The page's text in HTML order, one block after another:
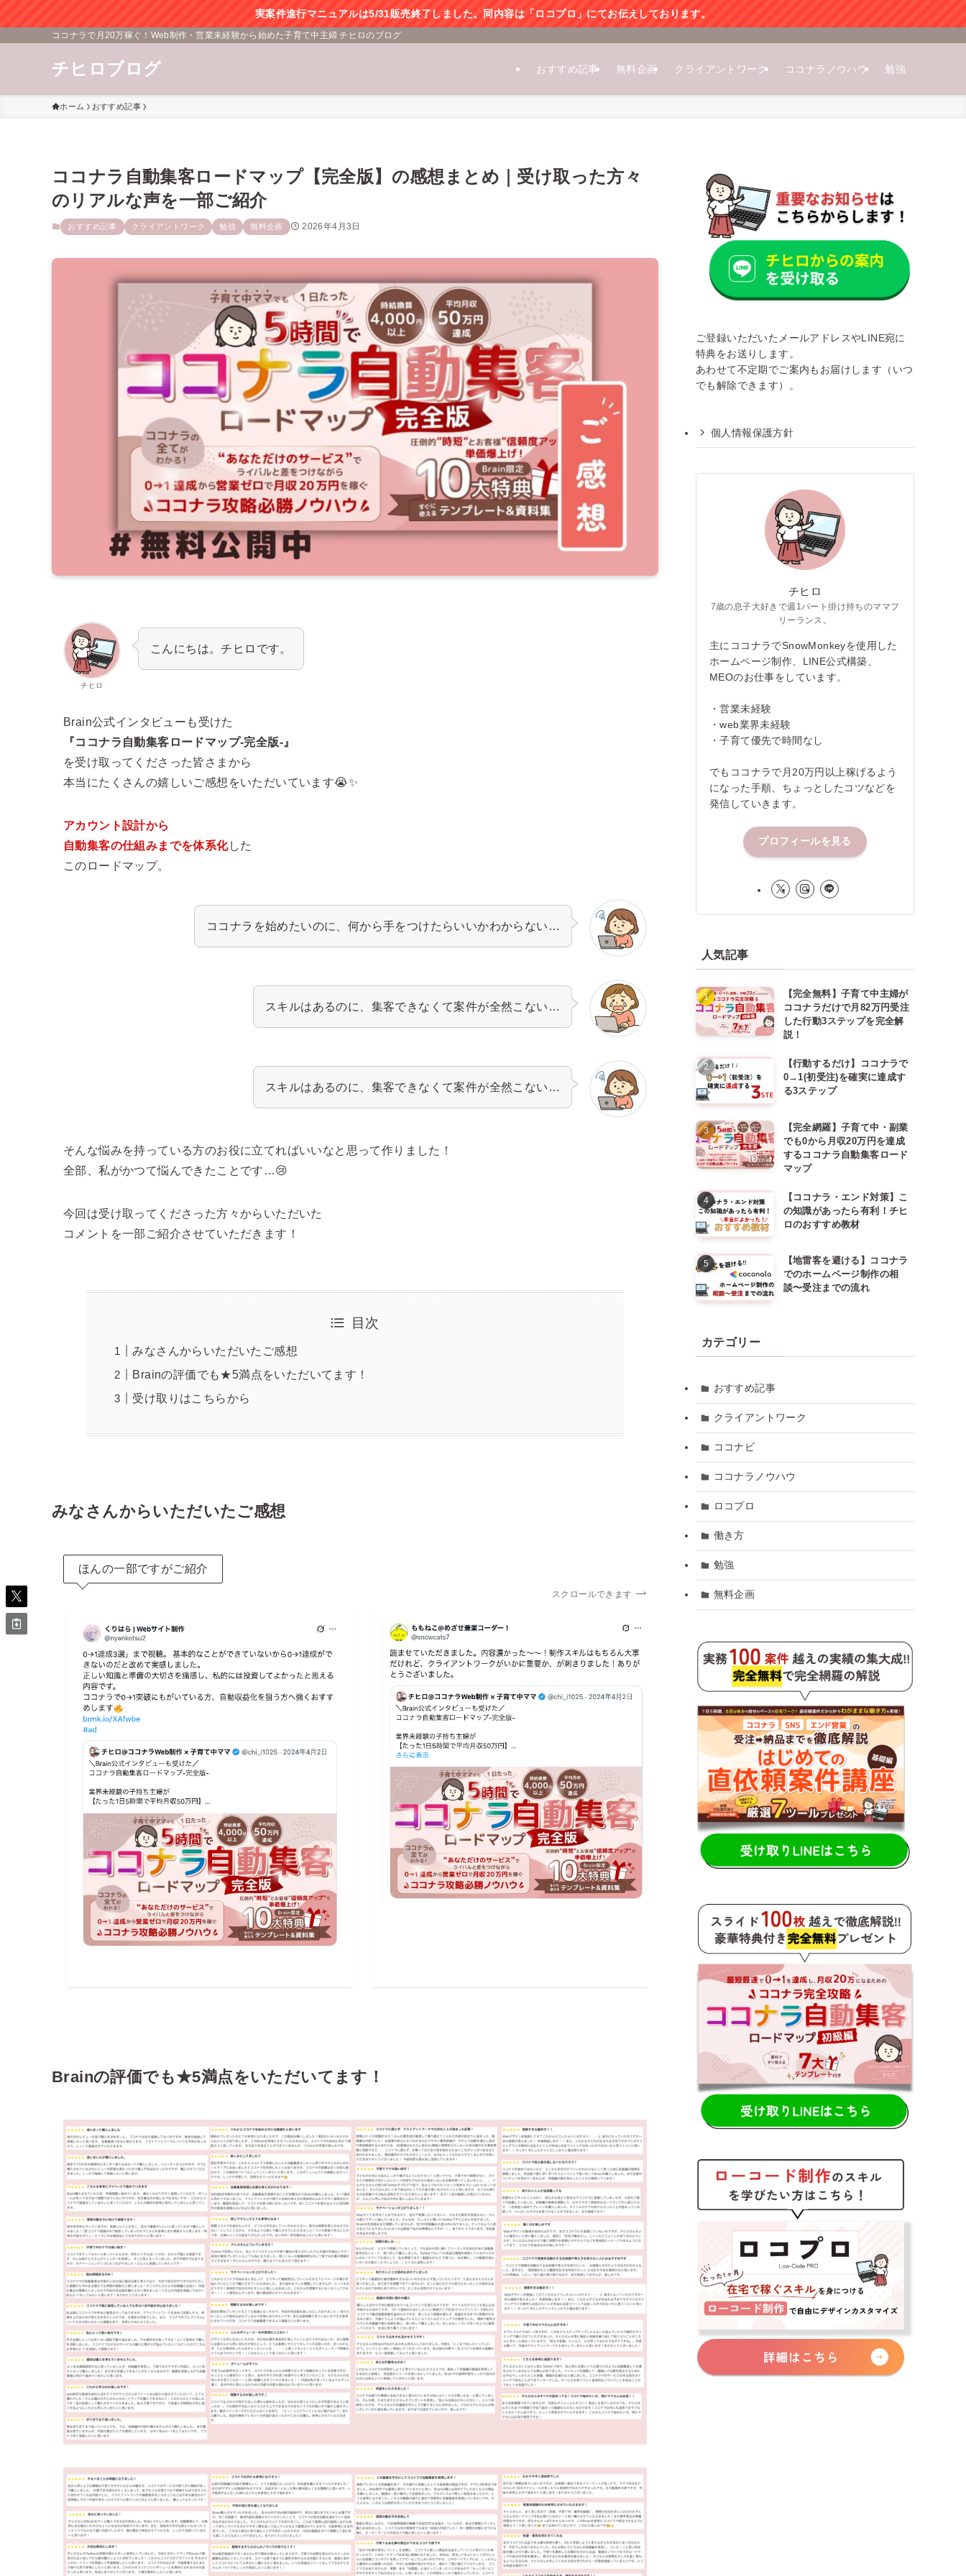
実案件進行マニュアルは5/31販売終了しました。同内容は「ロコプロ」にてお伝えしております。
ココナラで月20万稼ぐ！Web制作・営業未経験から始めた子育て中主婦 チヒロのブログ
チヒロブログ おすすめ記事 無料企画 クライアントワーク ココナラノウハウ 勉強
ホーム おすすめ記事
ココナラ自動集客ロードマップ【完全版】の感想まとめ｜受け取った方々
のリアルな声を一部ご紹介
おすすめ記事 クライアントワーク 勉強 無料企画 2026年4月3日
チヒロ
こんにちは。チヒロです。
Brain公式インタビューも受けた
『ココナラ自動集客ロードマップ-完全版-』
を受け取ってくださった皆さまから
本当にたくさんの嬉しいご感想をいただいています😭✨
アカウント設計から
自動集客の仕組みまでを体系化した
このロードマップ。
ココナラを始めたいのに、何から手をつけたらいいかわからない…
スキルはあるのに、集客できなくて案件が全然こない…
スキルはあるのに、集客できなくて案件が全然こない…
そんな悩みを持っている方のお役に立てればいいなと思って作りました！
全部、私がかつて悩んできたことです…😢
今回は受け取ってくださった方々からいただいた
コメントを一部ご紹介させていただきます！
目次
みなさんからいただいたご感想
Brainの評価でも★5満点をいただいてます！
受け取りはこちらから
みなさんからいただいたご感想
ほんの一部ですがご紹介
スクロールできます
Brainの評価でも★5満点をいただいてます！
ご登録いただいたメールアドレスやLINE宛に
特典をお送りします。
あわせて不定期でご案内もお届けします（いつ
でも解除できます）。
個人情報保護方針
チヒロ
7歳の息子大好きで週1パート掛け持ちのママフ
リーランス。
主にココナラでSnowMonkeyを使用した
ホームページ制作、LINE公式構築、
MEOのお仕事をしています。
・営業未経験
・web業界未経験
・子育て優先で時間なし
でもココナラで月20万円以上稼げるよう
になった手順、ちょっとしたコツなどを
発信していきます。
プロフィールを見る
人気記事
【完全無料】子育て中主婦が
ココナラだけで月82万円受注
した行動3ステップを完全解
説！
【行動するだけ】ココナラで
0→1(初受注)を確実に達成す
る3ステップ
【完全網羅】子育て中・副業
でも0から月収20万円を達成
するココナラ自動集客ロード
マップ
【ココナラ・エンド対策】こ
の知識があったら有利！チヒ
ロのおすすめ教材
【地雷客を避ける】ココナラ
でのホームページ制作の相
談〜受注までの流れ
カテゴリー
おすすめ記事
クライアントワーク
ココナビ
ココナラノウハウ
ロコプロ
働き方
勉強
無料企画